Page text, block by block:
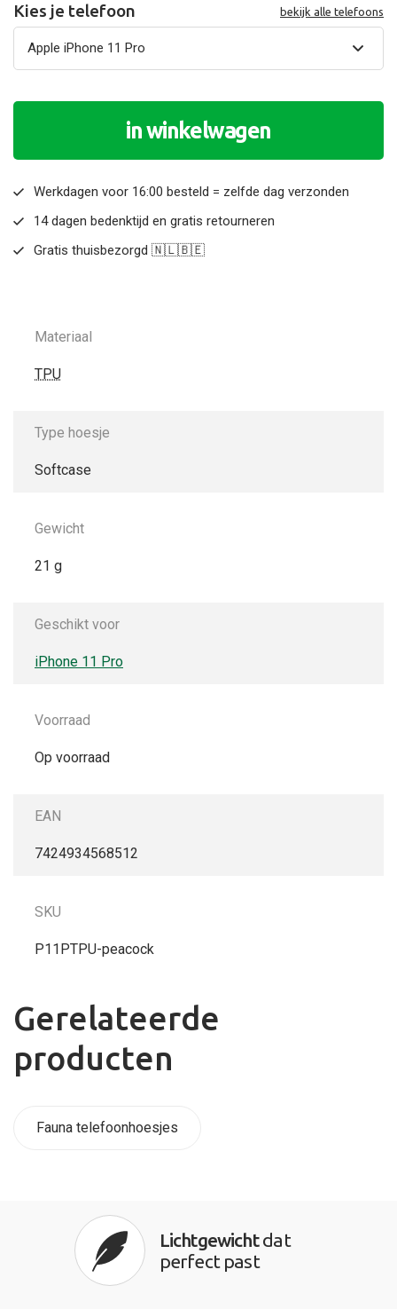
Kies je telefoon bekijk alle telefoons
in winkelwagen
Werkdagen voor 16:00 besteld = zelfde dag verzonden
14 dagen bedenktijd en gratis retourneren
Gratis thuisbezorgd 🇳🇱🇧🇪
Materiaal
TPU
Type hoesje
Softcase
Gewicht
21 g
Geschikt voor
iPhone 11 Pro
Voorraad
Op voorraad
EAN
7424934568512
SKU
P11PTPU-peacock
Gerelateerde
producten
Fauna telefoonhoesjes
Lichtgewichtdat
perfect past